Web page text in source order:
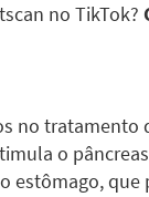
no TikTok?
no
o
estômago,